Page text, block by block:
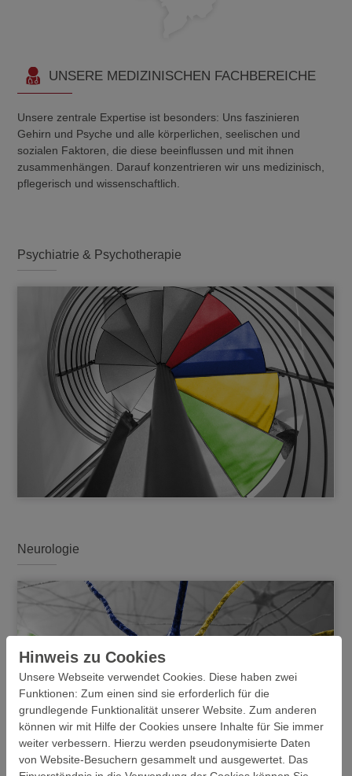
UNSERE MEDIZINISCHEN FACHBEREICHE
Unsere zentrale Expertise ist besonders: Uns faszinieren
Gehirn und Psyche und alle körperlichen, seelischen und
sozialen Faktoren, die diese beeinflussen und mit ihnen
zusammenhängen. Darauf konzentrieren wir uns medizinisch,
pflegerisch und wissenschaftlich.
Psychiatrie & Psychotherapie
Neurologie
Hinweis zu Cookies
Unsere Webseite verwendet Cookies. Diese haben zwei
Funktionen: Zum einen sind sie erforderlich für die
grundlegende Funktionalität unserer Website. Zum anderen
können wir mit Hilfe der Cookies unsere Inhalte für Sie immer
weiter verbessern. Hierzu werden pseudonymisierte Daten
von Website-Besuchern gesammelt und ausgewertet. Das